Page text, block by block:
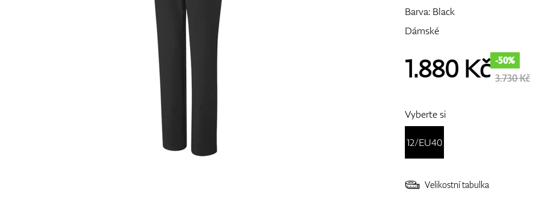
Barva: Black
Dámské
1.880Kč -50%
3.730 Kč
Vyberte si
12/EU40
Velikostní tabulka